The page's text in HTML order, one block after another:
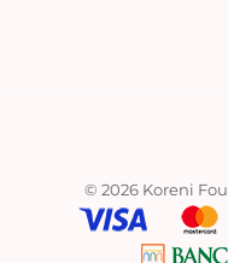
© 2026 Koreni